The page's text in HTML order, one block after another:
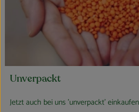
Unverpackt
Jetzt auch bei uns 'unverpackt'